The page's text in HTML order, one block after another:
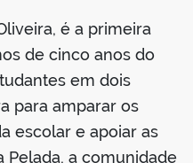
é a primeira
de cinco anos do
em dois
para amparar os
escolar e apoiar as
Pelada, a comunidade